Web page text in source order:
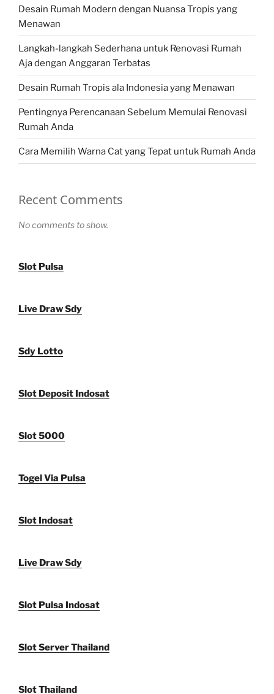
Desain Rumah Modern dengan Nuansa Tropis yang
Menawan
Langkah-langkah Sederhana untuk Renovasi Rumah
Aja dengan Anggaran Terbatas
Desain Rumah Tropis ala Indonesia yang Menawan
Pentingnya Perencanaan Sebelum Memulai Renovasi
Rumah Anda
Cara Memilih Warna Cat yang Tepat untuk Rumah Anda
Recent Comments
No comments to show.
Slot Pulsa
Live Draw Sdy
Sdy Lotto
Slot Deposit Indosat
Slot 5000
Togel Via Pulsa
Slot Indosat
Live Draw Sdy
Slot Pulsa Indosat
Slot Server Thailand
Slot Thailand